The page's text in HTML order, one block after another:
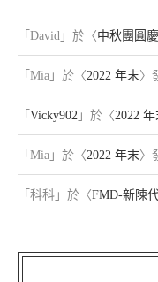
「 David 」於〈中秋團圓
「 Mia 」於〈2022 年末〉
「 Vicky902 」於〈2022
「 Mia 」於〈2022 年末〉
「 科科 」於〈FMD-新陳